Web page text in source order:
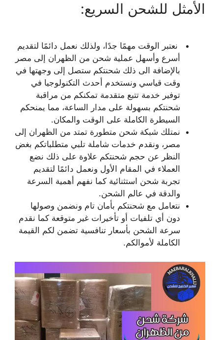
الأمثل للشحن السريع:
نعتبر الوقت مهمًا جدًا، ولذلك نعمل دائمًا لتقديم
أسرع وأسهل عملية شحن من الظهران إلى مصر
بالإضافة الى ذلك شحنتكم ستصل إلى وجهتها في
وقت قياسي ونستخدم أحدث التكنولوجيا في
توفير خدمة تتبع متقدمة تمكنكم من مراقبة
شحنتكم بسهولة على مدار الساعة، مما يمنحكم
السيطرة الكاملة على الوقت والمكان.
نمتلك شبكة شحن متطورة تمتد من الظهران إلى
مصر، ونقدم خدمات شاملة تلبي متطلباتكم بغض
النظر عن حجم شحنتكم علاوة على ذلك نضع
العملاء في المقام الأول ونعمل دائمًا لتقديم
تجربة شحن استثنائية كما نفهم أهمية السرعة
والدقة في عالم الشحن.
نتعامل مع شحنتكم بأمان تام ونضمن وصولها
دون أي تلفيات أو تأخيرات غير متوقعة كما نقدم
سرعة الشحن بأسعار تنافسية تضمن لكم القيمة
الكاملة لأموالكم.